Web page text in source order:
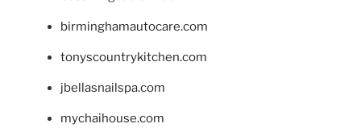
birminghamautocare.com
tonyscountrykitchen.com
jbellasnailspa.com
mychaihouse.com